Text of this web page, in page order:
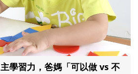
學習力，爸媽「可以做 vs 不